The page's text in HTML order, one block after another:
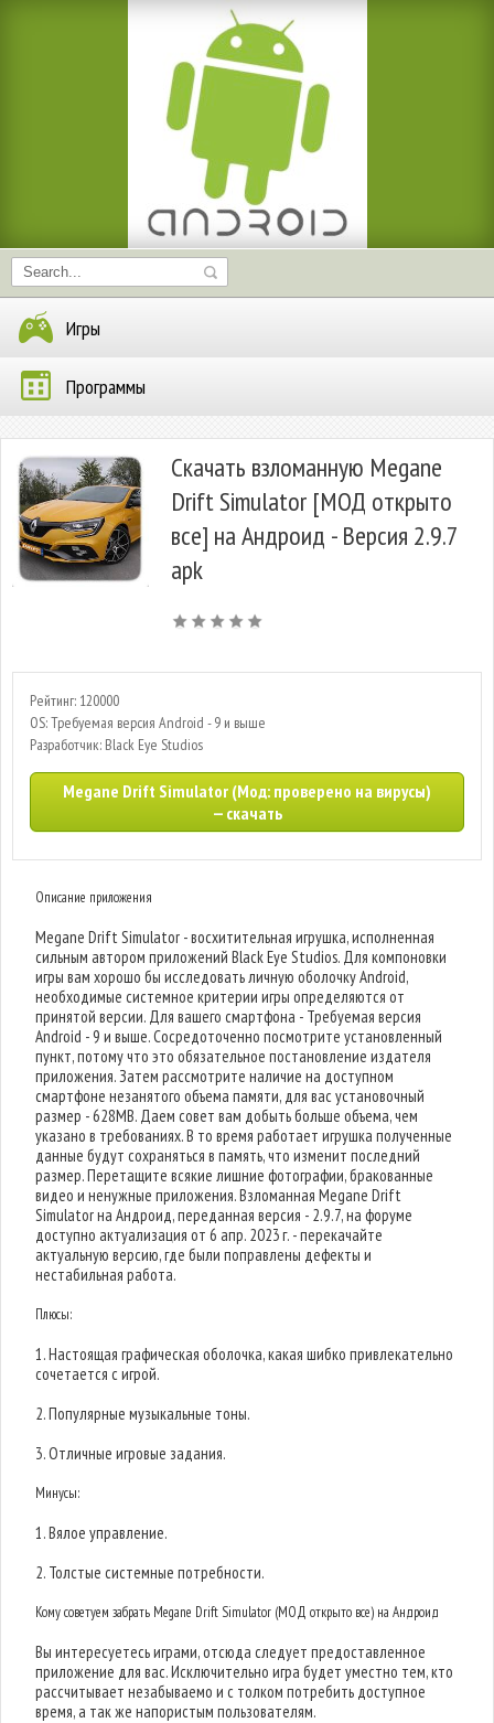
Игры
Программы
Скачать взломанную Megane
Drift Simulator [МОД открыто
все] на Андроид - Версия 2.9.7
apk
Рейтинг: 120000
OS: Требуемая версия Android - 9 и выше
Разработчик: Black Eye Studios
Megane Drift Simulator (Мод: проверено на вирусы)
— скачать
Описание приложения
Megane Drift Simulator - восхитительная игрушка, исполненная
сильным автором приложений Black Eye Studios. Для компоновки
игры вам хорошо бы исследовать личную оболочку Android,
необходимые системное критерии игры определяются от
принятой версии. Для вашего смартфона - Требуемая версия
Android - 9 и выше. Сосредоточенно посмотрите установленный
пункт, потому что это обязательное постановление издателя
приложения. Затем рассмотрите наличие на доступном
смартфоне незанятого объема памяти, для вас установочный
размер - 628MB. Даем совет вам добыть больше объема, чем
указано в требованиях. В то время работает игрушка полученные
данные будут сохраняться в память, что изменит последний
размер. Перетащите всякие лишние фотографии, бракованные
видео и ненужные приложения. Взломанная Megane Drift
Simulator на Андроид, переданная версия - 2.9.7, на форуме
доступно актуализация от 6 апр. 2023 г. - перекачайте
актуальную версию, где были поправлены дефекты и
нестабильная работа.
Плюсы:
1. Настоящая графическая оболочка, какая шибко привлекательно
сочетается с игрой.
2. Популярные музыкальные тоны.
3. Отличные игровые задания.
Минусы:
1. Вялое управление.
2. Толстые системные потребности.
Кому советуем забрать Megane Drift Simulator (МОД открыто все) на Андроид
Вы интересуетесь играми, отсюда следует предоставленное
приложение для вас. Исключительно игра будет уместно тем, кто
рассчитывает незабываемо и с толком потребить доступное
время, а так же напористым пользователям.